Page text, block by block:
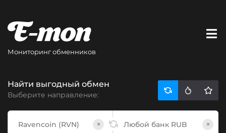
Мониторинг обменников
Найти выгодный обмен
Выберите направление:
× ×